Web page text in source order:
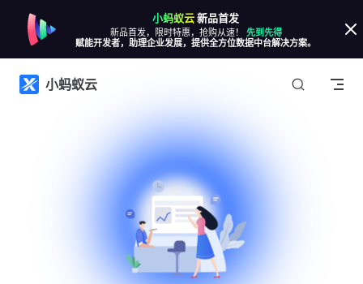
Skip to content
小蚂蚁云
小蚂蚁云新品首发
新品首发，限时特惠，抢购从速！ 先到先得
赋能开发者，助理企业发展，提供全方位数据中台解决方案。